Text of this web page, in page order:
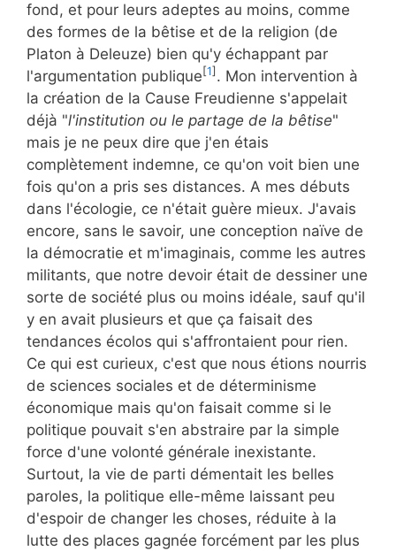
fond, et pour leurs adeptes au moins, comme
des formes de la bêtise et de la religion (de
Platon à Deleuze) bien qu'y échappant par
l'argumentation publique [1] . Mon intervention à
la création de la Cause Freudienne s'appelait
déjà "l'institution ou le partage de la bêtise"
mais je ne peux dire que j'en étais
complètement indemne, ce qu'on voit bien une
fois qu'on a pris ses distances. A mes débuts
dans l'écologie, ce n'était guère mieux. J'avais
encore, sans le savoir, une conception naïve de
la démocratie et m'imaginais, comme les autres
militants, que notre devoir était de dessiner une
sorte de société plus ou moins idéale, sauf qu'il
y en avait plusieurs et que ça faisait des
tendances écolos qui s'affrontaient pour rien.
Ce qui est curieux, c'est que nous étions nourris
de sciences sociales et de déterminisme
économique mais qu'on faisait comme si le
politique pouvait s'en abstraire par la simple
force d'une volonté générale inexistante.
Surtout, la vie de parti démentait les belles
paroles, la politique elle-même laissant peu
d'espoir de changer les choses, réduite à la
lutte des places gagnée forcément par les plus